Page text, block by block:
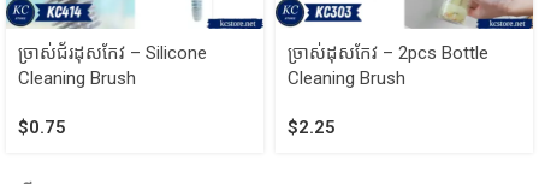
ច្រាស់ជ័រដុសកែវ – Silicone
Cleaning Brush
$0.75
ច្រាស់ដុសកែវ – 2pcs Bottle
Cleaning Brush
$2.25